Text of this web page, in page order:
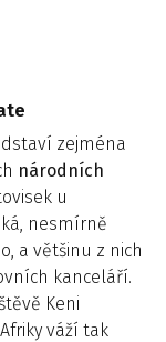
zejména
národních
u
nesmírně
a většinu z nich
kanceláří.
Keni
váží tak